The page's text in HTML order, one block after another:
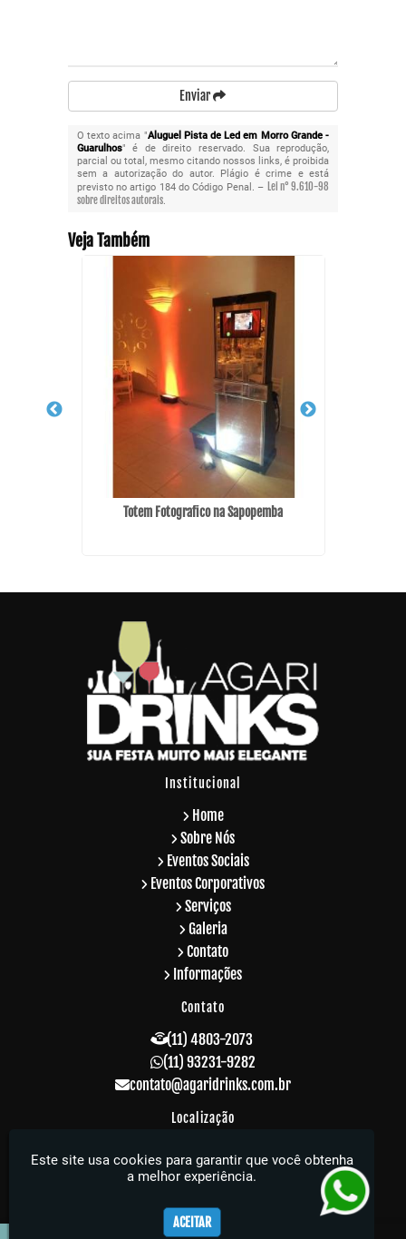
Enviar
O texto acima "Aluguel Pista de Led em Morro Grande -
Guarulhos" é de direito reservado. Sua reprodução,
parcial ou total, mesmo citando nossos links, é proibida
sem a autorização do autor. Plágio é crime e está
previsto no artigo 184 do Código Penal. – Lei n° 9.610-98
sobre direitos autorais.
Veja Também
Totem Fotografico na Sapopemba
Institucional
Home
Sobre Nós
Eventos Sociais
Eventos Corporativos
Serviços
Galeria
Contato
Informações
Contato
(11) 4803-2073
(11) 93231-9282
contato@agaridrinks.com.br
Localização
R. Acre, 229 - Vila Rosalia - Guarulhos / SP -
CEP: 07064-010
Agari Drinks - Sua festa muito mais elegante
Este site usa cookies para garantir que você obtenha
a melhor experiência.
ACEITAR